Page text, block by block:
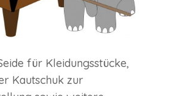
für Kleidungsstücke,
Kautschuk zur